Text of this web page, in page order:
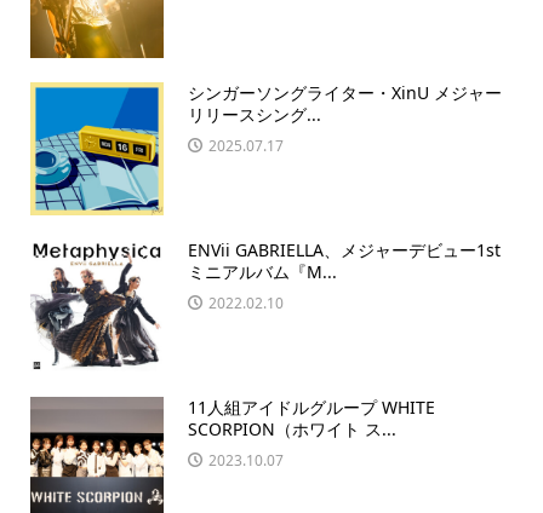
シンガーソングライター・XinU メジャー
リリースシング...
2025.07.17
ENVii GABRIELLA、メジャーデビュー1st
ミニアルバム『M...
2022.02.10
11人組アイドルグループ WHITE
SCORPION（ホワイト ス...
2023.10.07